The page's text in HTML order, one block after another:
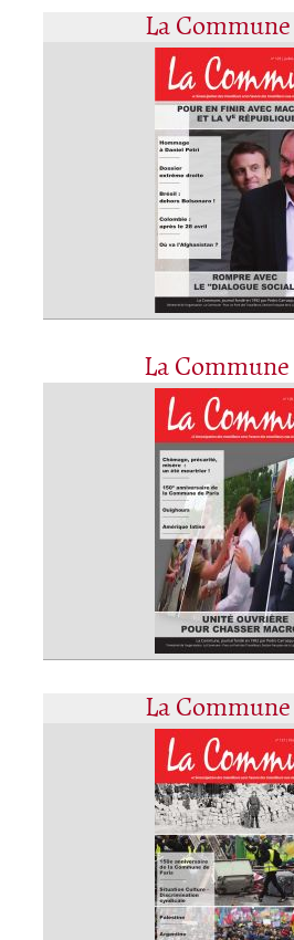
La Commune
La Commune
La Commune